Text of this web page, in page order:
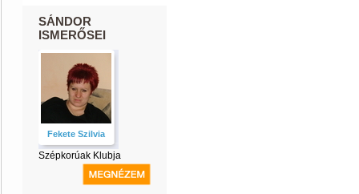
SÁNDOR
ISMERŐSEI
Fekete Szilvia
Szépkorúak Klubja